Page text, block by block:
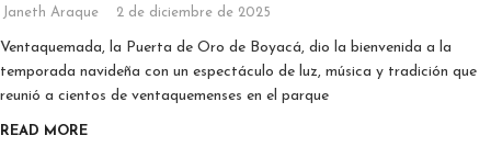
Janeth Araque 2 de diciembre de 2025
Ventaquemada, la Puerta de Oro de Boyacá, dio la bienvenida a la
temporada navideña con un espectáculo de luz, música y tradición que
reunió a cientos de ventaquemenses en el parque
READ MORE